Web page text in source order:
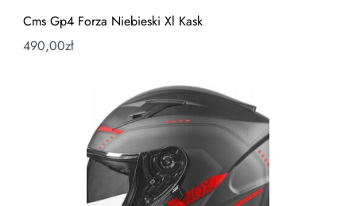
Cms Gp4 Forza Niebieski Xl Kask
490,00zł